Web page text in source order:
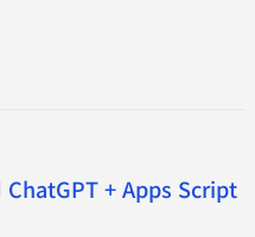
ChatGPT + Apps Script